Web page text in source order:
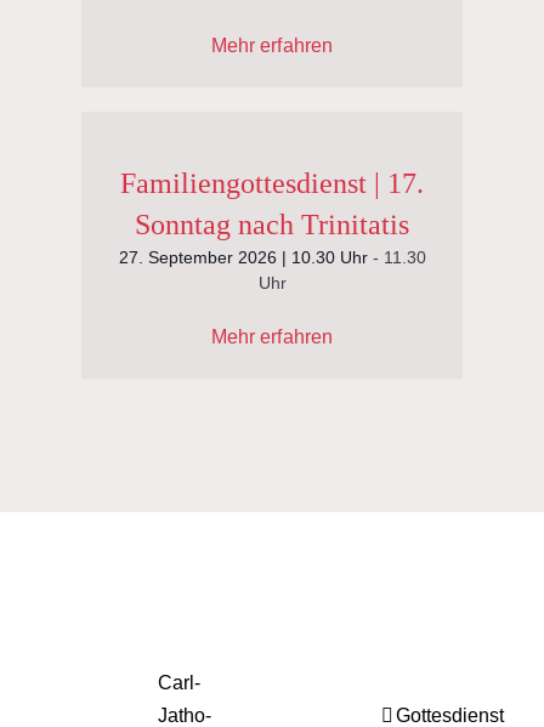
Mehr erfahren
Familiengottesdienst | 17.
Sonntag nach Trinitatis
27. September 2026 | 10.30 Uhr- 11.30
Uhr
Mehr erfahren
Carl-
Jatho-
Gottesdienst